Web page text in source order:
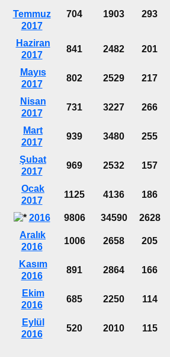
Temmuz
2017
704 1903 293
Haziran
2017
841 2482 201
Mayıs
2017
802 2529 217
Nisan
2017
731 3227 266
Mart
2017
939 3480 255
Şubat
2017
969 2532 157
Ocak
2017
1125 4136 186
2016 9806 34590 2628
Aralık
2016
1006 2658 205
Kasım
2016
891 2864 166
Ekim
2016
685 2250 114
Eylül
2016
520 2010 115